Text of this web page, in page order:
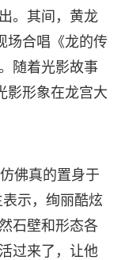
。其间，黄龙
场合唱《龙的传
随着光影故事
影形象在龙宫大
佛真的置身于
示，绚丽酷炫
石壁和形态各
过来了，让他